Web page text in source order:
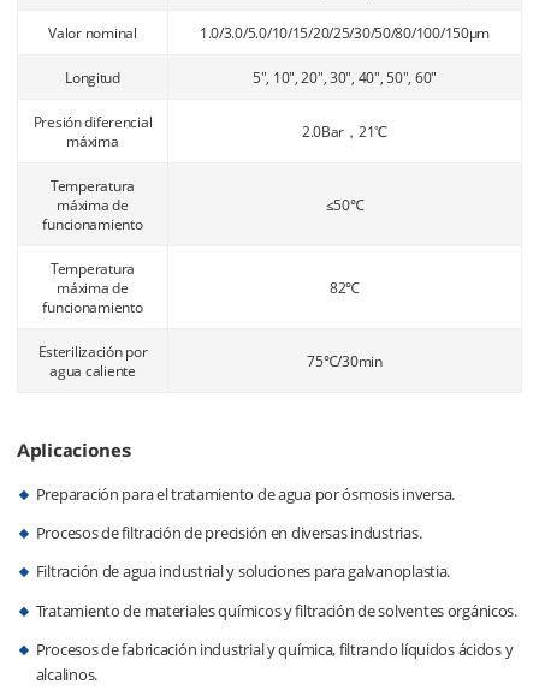
Valor nominal 1.0/3.0/5.0/10/15/20/25/30/50/80/100/150μm
Longitud 5", 10", 20", 30", 40", 50", 60"
Presión diferencial
máxima
2.0Bar，21℃
Temperatura
máxima de
funcionamiento
≤50℃
Temperatura
máxima de
funcionamiento
82℃
Esterilización por
agua caliente
75℃/30min
Aplicaciones
Preparación para el tratamiento de agua por ósmosis inversa.
Procesos de filtración de precisión en diversas industrias.
Filtración de agua industrial y soluciones para galvanoplastia.
Tratamiento de materiales químicos y filtración de solventes orgánicos.
Procesos de fabricación industrial y química, filtrando líquidos ácidos y
alcalinos.